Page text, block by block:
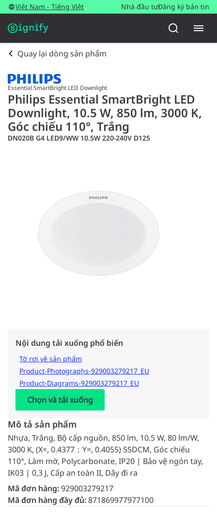
Việt Nam - Tiếng Việt Nhà đầu tưĐăng ký bản tin
Quay lại dòng sản phẩm
Essential SmartBright LED Downlight
Philips Essential SmartBright LED
Downlight, 10.5 W, 850 lm, 3000 K,
Góc chiếu 110°, Trắng
DN020B G4 LED9/WW 10.5W 220-240V D125
Nội dung tải xuống phổ biến
Tờ rơi về sản phẩm
Product-Photographs-929003279217_EU
Product-Diagrams-929003279217_EU
Chọn và tải xuống
Mô tả sản phẩm
Nhựa, Trắng, Bộ cấp nguồn, 850 lm, 10.5 W, 80 lm/W,
3000 K, (X=, 0.4377；Y=, 0.4055) 5SDCM, Góc chiếu
110°, Làm mờ, Polycarbonate, IP20 | Bảo vệ ngón tay,
IK03 | 0,3 J, Cấp an toàn II, Dây đi ra
Mã đơn hàng:929003279217
Mã đơn hàng đầy đủ:871869977977100